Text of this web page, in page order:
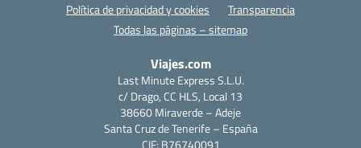
Política de privacidad y cookies
Transparencia
Todas las páginas – sitemap
Viajes.com
Last Minute Express S.L.U.
c/ Drago, CC HLS, Local 13
38660 Miraverde – Adeje
Santa Cruz de Tenerife – España
CIF: B76740091